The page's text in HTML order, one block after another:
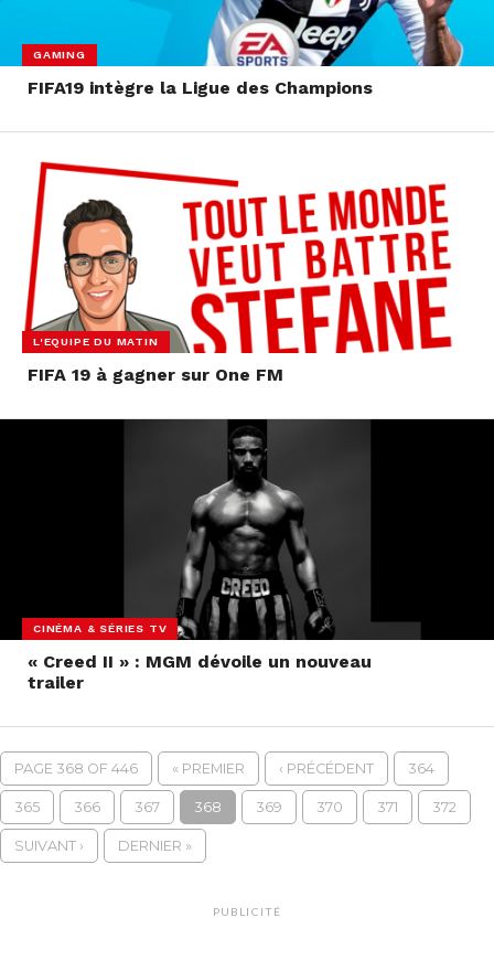
GAMING
FIFA19 intègre la Ligue des Champions
L'EQUIPE DU MATIN
FIFA 19 à gagner sur One FM
CINÉMA & SÉRIES TV
« Creed II » : MGM dévoile un nouveau
trailer
PAGE 368 OF 446 « PREMIER ‹ PRÉCÉDENT 364
365 366 367 368 369 370 371 372
SUIVANT › DERNIER »
PUBLICITÉ